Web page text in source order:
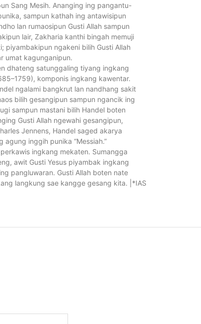
Sang Mesih. Ananging ing pangantu-
sampun kathah ing antawisipun
lan rumaosipun Gusti Allah sampun
lair, Zakharia kanthi bingah memuji
piyambakipun ngakeni bilih Gusti Allah
umat kagunganipun.
dhateng satunggaling tiyang ingkang
komponis ingkang kawentar.
ngalami bangkrut lan nandhang sakit
bilih gesangipun sampun ngancik ing
sampun mastani bilih Handel boten
Gusti Allah ngewahi gesangipun,
Jennens, Handel saged akarya
agung inggih punika “Messiah.”
ingkang mekaten. Sumangga
awit Gusti Yesus piyambak ingkang
pangluwaran. Gusti Allah boten nate
langkung sae kangge gesang kita. |*IAS